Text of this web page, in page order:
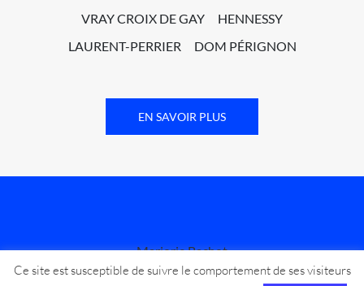
VRAY CROIX DE GAY
HENNESSY
LAURENT-PERRIER
DOM PÉRIGNON
EN SAVOIR PLUS
Marjorie Bachot
54 avenue Secrétan
Ce site est susceptible de suivre le comportement de ses visiteurs